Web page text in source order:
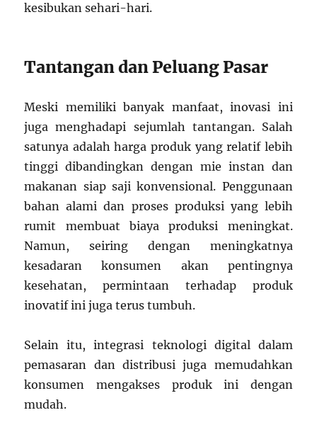
kesibukan sehari-hari.
Tantangan dan Peluang Pasar
Meski memiliki banyak manfaat, inovasi ini
juga menghadapi sejumlah tantangan. Salah
satunya adalah harga produk yang relatif lebih
tinggi dibandingkan dengan mie instan dan
makanan siap saji konvensional. Penggunaan
bahan alami dan proses produksi yang lebih
rumit membuat biaya produksi meningkat.
Namun, seiring dengan meningkatnya
kesadaran konsumen akan pentingnya
kesehatan, permintaan terhadap produk
inovatif ini juga terus tumbuh.
Selain itu, integrasi teknologi digital dalam
pemasaran dan distribusi juga memudahkan
konsumen mengakses produk ini dengan
mudah.